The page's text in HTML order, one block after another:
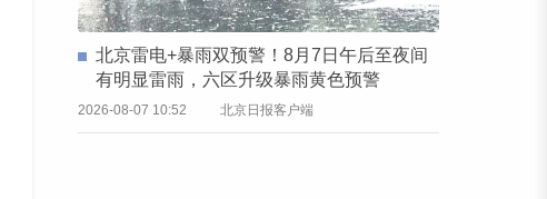
北京雷电+暴雨双预警！8月7日午后至夜间
有明显雷雨，六区升级暴雨黄色预警
2026-08-07 10:52 北京日报客户端